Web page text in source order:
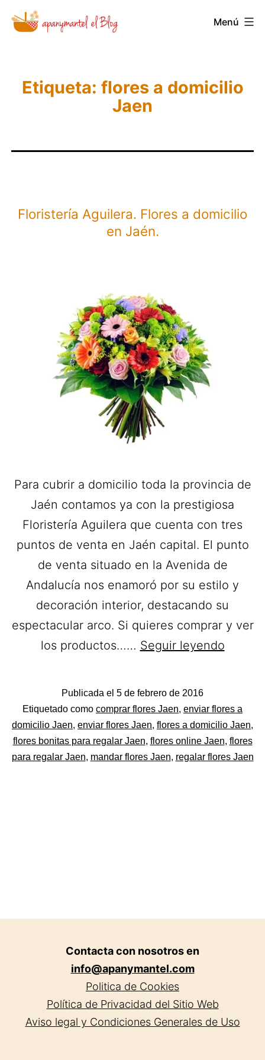
Saltar
Novedades
Menú
Etiqueta: flores a domicilio
Jaen
Floristería Aguilera. Flores a domicilio
en Jaén.
Para cubrir a domicilio toda la provincia de
Jaén contamos ya con la prestigiosa
Floristería Aguilera que cuenta con tres
puntos de venta en Jaén capital. El punto
de venta situado en la Avenida de
Andalucía nos enamoró por su estilo y
decoración interior, destacando su
espectacular arco. Si quieres comprar y ver
los productos…… Seguir leyendo
a
en
Jaén.
Publicada el 5 de febrero de 2016
Categorizado
como
Flores
Etiquetado como comprar flores Jaen, enviar flores a
domicilio Jaen, enviar flores Jaen, flores a domicilio Jaen,
flores bonitas para regalar Jaen, flores online Jaen, flores
para regalar Jaen, mandar flores Jaen, regalar flores Jaen
Contacta con nosotros en
info@apanymantel.com
Politica de Cookies
Política de Privacidad del Sitio Web
Aviso legal y Condiciones Generales de Uso